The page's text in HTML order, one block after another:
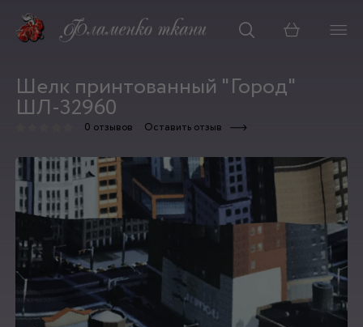
Корзина
Шелк принтованный "Город"
ШЛ-32960
0 отзывов Оставить отзыв